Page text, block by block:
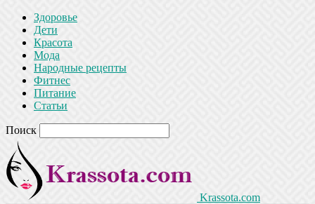
Здоровье
Дети
Красота
Мода
Народные рецепты
Фитнес
Питание
Статьи
Поиск
Krassota.com